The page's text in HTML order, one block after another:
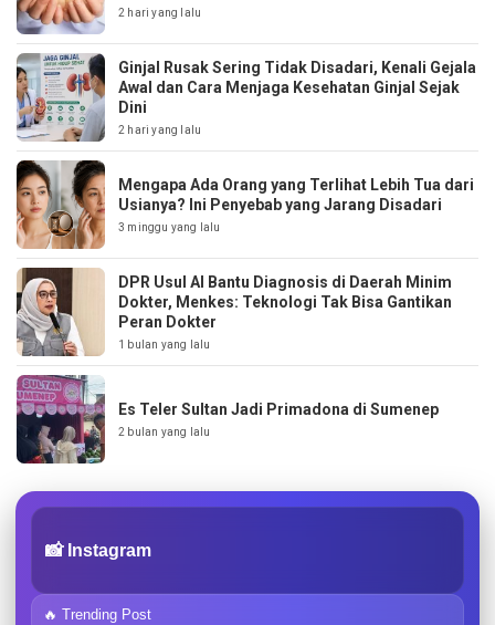
2 hari yang lalu
Ginjal Rusak Sering Tidak Disadari, Kenali Gejala
Awal dan Cara Menjaga Kesehatan Ginjal Sejak
Dini
2 hari yang lalu
Mengapa Ada Orang yang Terlihat Lebih Tua dari
Usianya? Ini Penyebab yang Jarang Disadari
3 minggu yang lalu
DPR Usul AI Bantu Diagnosis di Daerah Minim
Dokter, Menkes: Teknologi Tak Bisa Gantikan
Peran Dokter
1 bulan yang lalu
Es Teler Sultan Jadi Primadona di Sumenep
2 bulan yang lalu
📸 Instagram
🔥 Trending Post